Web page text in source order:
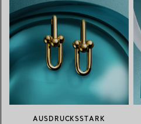
AUSDRUCKSSTARK